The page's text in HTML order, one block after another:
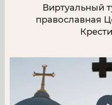
Виртуальный
православная